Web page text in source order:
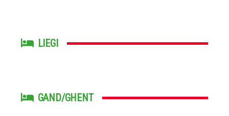
LIEGI
GAND/GHENT